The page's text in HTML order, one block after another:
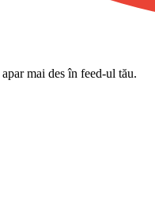
mai des în feed-ul tău.